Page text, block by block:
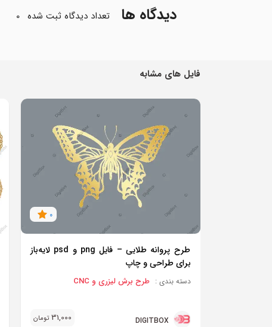
دیدگاه ها تعداد دیدگاه ثبت شده 0
فایل های مشابه
0
طرح پروانه طلایی – فایل png و psd لایه‌باز
برای طراحی و چاپ
دسته بندی : طرح برش لیزری و CNC
DIGITBOX
31,000 تومان